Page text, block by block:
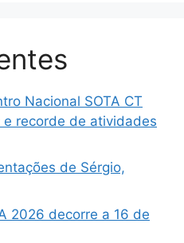
Nacional SOTA CT
recorde de atividades
de Sérgio,
2026 decorre a 16 de